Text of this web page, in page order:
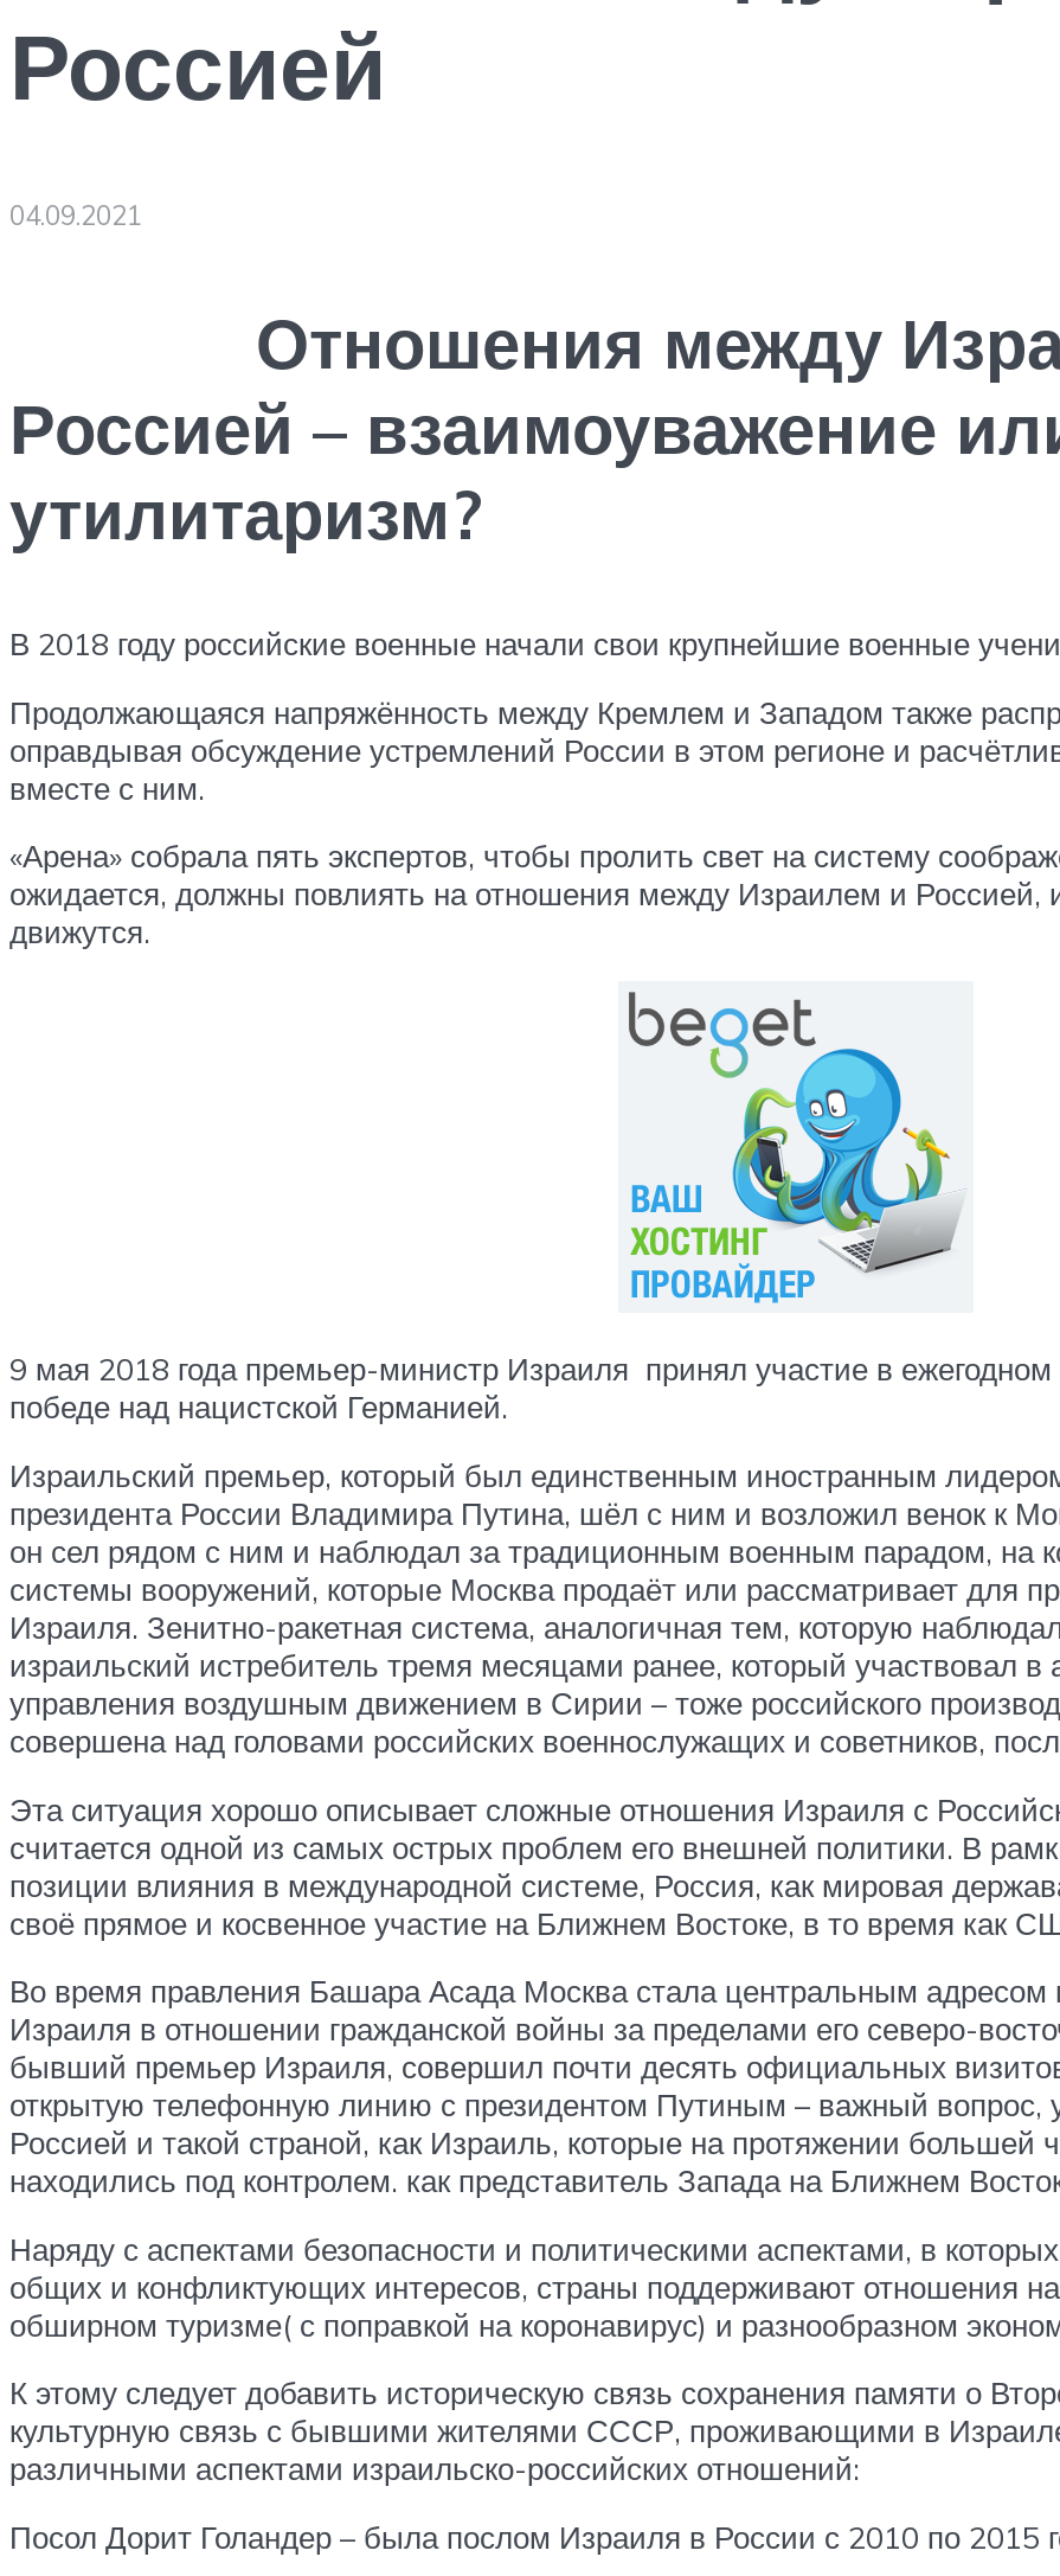
Россией
04.09.2021
Отношения между
Россией – взаимоуважение
утилитаризм?
В 2018 году российские военные начали свои крупнейшие военные
Продолжающаяся напряжённость между Кремлем и Западом также
оправдывая обсуждение устремлений России в этом регионе и
вместе с ним.
«Арена» собрала пять экспертов, чтобы пролить свет на систему
ожидается, должны повлиять на отношения между Израилем и Россией,
движутся.
9 мая 2018 года премьер-министр Израиля принял участие в
победе над нацистской Германией.
Израильский премьер, который был единственным иностранным
президента России Владимира Путина, шёл с ним и возложил венок к
он сел рядом с ним и наблюдал за традиционным военным парадом, на
системы вооружений, которые Москва продаёт или рассматривает для
Израиля. Зенитно-ракетная система, аналогичная тем, которую
израильский истребитель тремя месяцами ранее, который участвовал в
управления воздушным движением в Сирии – тоже российского
совершена над головами российских военнослужащих и советников,
Эта ситуация хорошо описывает сложные отношения Израиля с
считается одной из самых острых проблем его внешней политики. В
позиции влияния в международной системе, Россия, как мировая
своё прямое и косвенное участие на Ближнем Востоке, в то время как
Во время правления Башара Асада Москва стала центральным
Израиля в отношении гражданской войны за пределами его северо-
бывший премьер Израиля, совершил почти десять официальных
открытую телефонную линию с президентом Путиным – важный
Россией и такой страной, как Израиль, которые на протяжении большей
находились под контролем. как представитель Запада на Ближнем
Наряду с аспектами безопасности и политическими аспектами, в
общих и конфликтующих интересов, страны поддерживают отношения
обширном туризме( с поправкой на коронавирус) и разнообразном
К этому следует добавить историческую связь сохранения памяти о
культурную связь с бывшими жителями СССР, проживающими в
различными аспектами израильско-российских отношений:
Посол Дорит Голандер – была послом Израиля в России с 2010 по 2015